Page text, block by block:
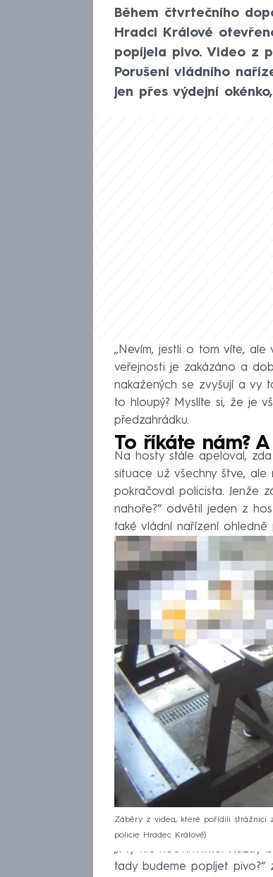
Během čtvrtečního
Hradci Králové
popíjela pivo. Video z
Porušení vládního
jen přes výdejní
„Nevím, jestli o tom víte, ale
veřejnosti je zakázáno a
nakažených se zvyšují a vy
to hloupý? Myslíte si, že je
předzahrádku.
To říkáte nám?
Na hosty stále apeloval,
situace už všechny štve, ale
pokračoval policista. Jenže
nahoře?“ odvětil jeden z
také vládní nařízení ohledně
Záběry z videa, které pořídili strážnici
policie Hradec Králové
„My nic neovlivníme. Každý
tady budeme popíjet pivo?“